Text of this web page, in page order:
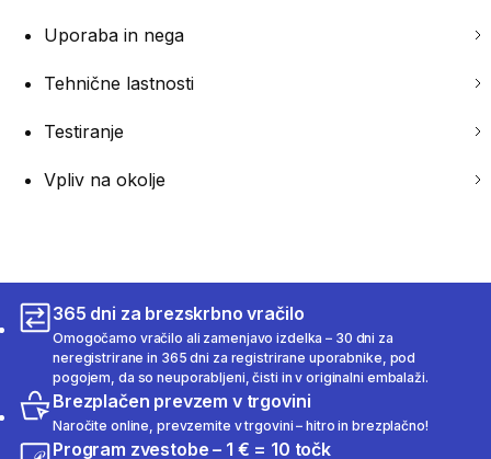
Uporaba in nega
Tehnične lastnosti
Testiranje
Vpliv na okolje
365 dni za brezskrbno vračilo
Omogočamo vračilo ali zamenjavo izdelka – 30 dni za
neregistrirane in 365 dni za registrirane uporabnike, pod
pogojem, da so neuporabljeni, čisti in v originalni embalaži.
Brezplačen prevzem v trgovini
Naročite online, prevzemite v trgovini – hitro in brezplačno!
Program zvestobe – 1 € = 10 točk